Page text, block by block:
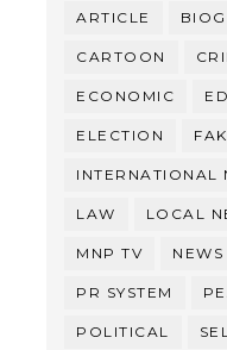
ARTICLE
CARTOON
ECONOMIC
ELECTION
INTERNATIONAL
LAW LOCAL
MNP TV NEWS
PR SYSTEM
POLITICAL